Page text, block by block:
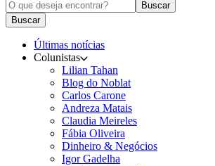
Buscar
Buscar
Últimas notícias
Colunistas
Lilian Tahan
Blog do Noblat
Carlos Carone
Andreza Matais
Claudia Meireles
Fábia Oliveira
Dinheiro & Negócios
Igor Gadelha